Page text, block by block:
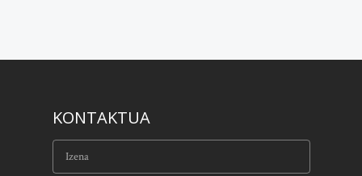
KONTAKTUA